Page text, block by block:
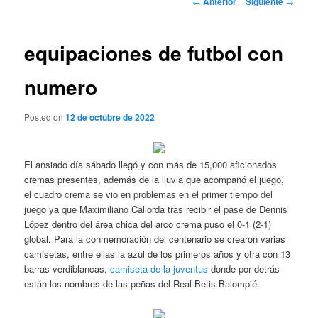
equipaciones de futbol con
numero
Posted on12 de octubre de 2022
El ansiado día sábado llegó y con más de 15,000 aficionados
cremas presentes, además de la lluvia que acompañó el juego,
el cuadro crema se vio en problemas en el primer tiempo del
juego ya que Maximiliano Callorda tras recibir el pase de Dennis
López dentro del área chica del arco crema puso el 0-1 (2-1)
global. Para la conmemoración del centenario se crearon varias
camisetas, entre ellas la azul de los primeros años y otra con 13
barras verdiblancas,camiseta de la juventus donde por detrás
están los nombres de las peñas del Real Betis Balompié.